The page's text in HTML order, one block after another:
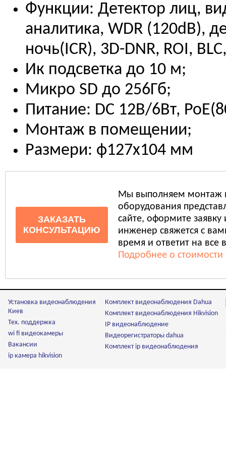
Функции: Детектор лиц,
аналитика, WDR (120dB),
ночь(ICR), 3D-DNR, ROI,
Ик подсветка до 10 м;
Микро SD до 256Гб;
Питание: DC 12В/6Вт,
Монтаж в помещении;
Размери: ф127x104 мм
ЗАКАЗАТЬ
КОНСУЛЬТАЦИЮ
Мы выполняем монтаж
оборудования
сайте, оформите
инженер свяжется с
время и ответит на все
Подробнее о стоимости
Установка видеонаблюдения
Киев
Тех. поддержка
wi fi видеокамеры
Вакансии
ip камера hikvision
Комплект видеонаблюдения Dahua
Комплект видеонаблюдения Hikvision
IP видеонаблюдение
Видеорегистраторы dahua
Комплект ip видеонаблюдения